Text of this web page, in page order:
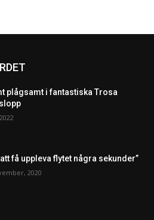
plågsamt i fantastiska Trosa
att få uppleva flytet några sekunder”
2020